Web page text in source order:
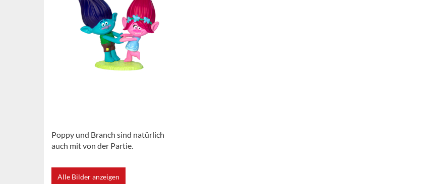
Poppy und Branch sind natürlich
auch mit von der Partie.
Alle Bilder anzeigen